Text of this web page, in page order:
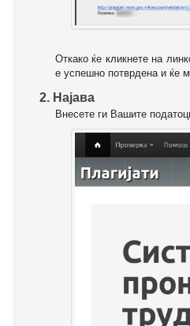
Откако ќе кликнете на
е успешно потврдена и ќе
2. Најава
Внесете ги Вашите